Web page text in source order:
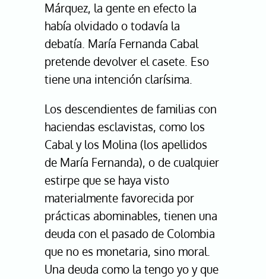
Márquez, la gente en efecto la
había olvidado o todavía la
debatía. María Fernanda Cabal
pretende devolver el casete. Eso
tiene una intención clarísima.
Los descendientes de familias con
haciendas esclavistas, como los
Cabal y los Molina (los apellidos
de María Fernanda), o de cualquier
estirpe que se haya visto
materialmente favorecida por
prácticas abominables, tienen una
deuda con el pasado de Colombia
que no es monetaria, sino moral.
Una deuda como la tengo yo y que